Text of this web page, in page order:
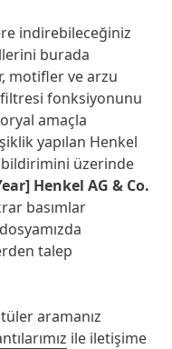
indirebileceğiniz
burada
motifler ve arzu
fonksiyonunu
amaçla
yapılan Henkel
bildirimini üzerinde
Henkel AG & Co.
basımlar
talep
aramanız
ile iletişime